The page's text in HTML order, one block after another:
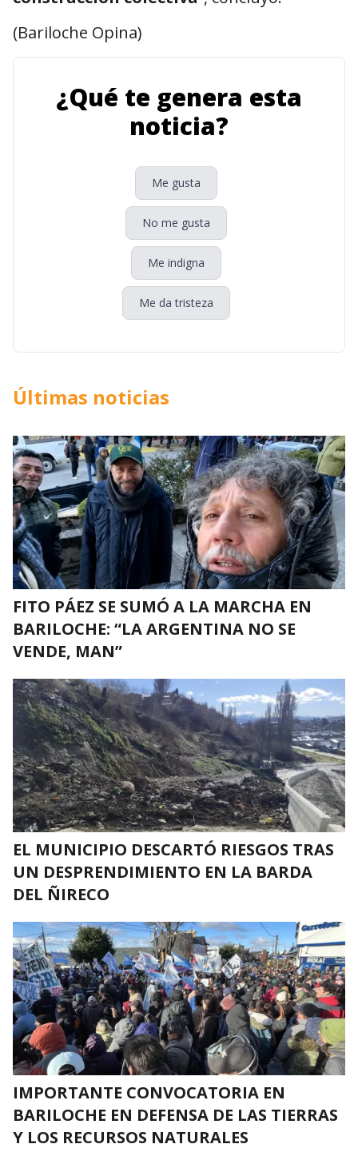
(Bariloche Opina)
¿Qué te genera esta
noticia?
Me gusta
No me gusta
Me indigna
Me da tristeza
Últimas noticias
FITO PÁEZ SE SUMÓ A LA MARCHA EN
BARILOCHE: “LA ARGENTINA NO SE
VENDE, MAN”
EL MUNICIPIO DESCARTÓ RIESGOS TRAS
UN DESPRENDIMIENTO EN LA BARDA
DEL ÑIRECO
IMPORTANTE CONVOCATORIA EN
BARILOCHE EN DEFENSA DE LAS TIERRAS
Y LOS RECURSOS NATURALES